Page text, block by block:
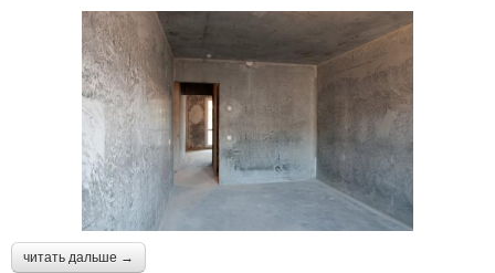
читать дальше →